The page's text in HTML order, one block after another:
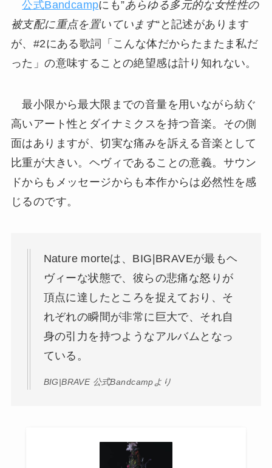
公式Bandcampにも”あらゆる多元的な女性性の
被支配に重点を置いています“と記述があります
が、#2にある歌詞「こんな体だからたまたま私だ
った」の意味することの絶望感は計り知れない。
最小限から最大限までの音量を用いながら紡ぐ
高いアート性とダイナミクスを持つ音楽。その側
面はありますが、切実な痛みを訴える音楽として
比重が大きい。ヘヴィであることの意義。サウン
ドからもメッセージからも本作からは必然性を感
じるのです。
Nature morteは、BIG|BRAVEが最もヘ
ヴィーな状態で、彼らの悲痛な怒りが
頂点に達したところを捉えており、そ
れぞれの瞬間が非常に巨大で、それ自
身の引力を持つようなアルバムとなっ
ている。
BIG|BRAVE 公式Bandcampより